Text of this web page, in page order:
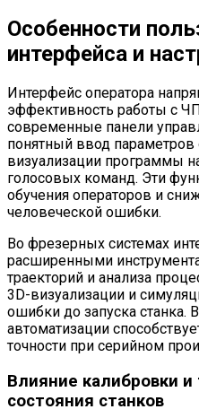
Особенности
интерфейса и
Интерфейс оператора
эффективность работы с
современные панели
понятный ввод
визуализации программы
голосовых команд. Эти
обучения операторов и
человеческой ошибки.
Во фрезерных системах
расширенными
траекторий и анализа
3D-визуализации и
ошибки до запуска станка.
автоматизации
точности при серийном
Влияние калибровки и
состояния станков